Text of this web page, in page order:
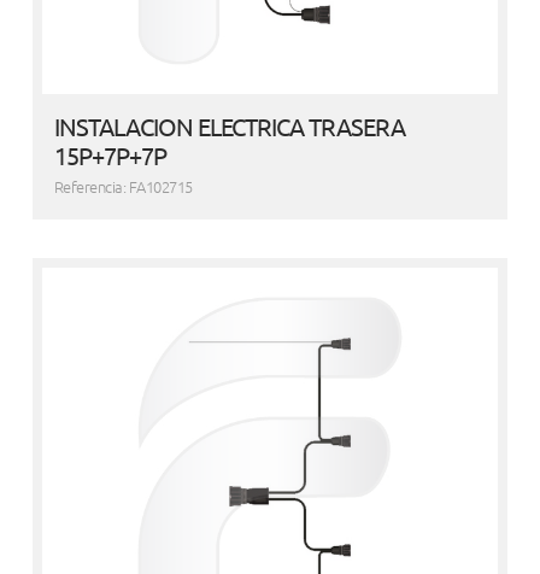
INSTALACION ELECTRICA TRASERA
15P+7P+7P
Referencia: FA102715